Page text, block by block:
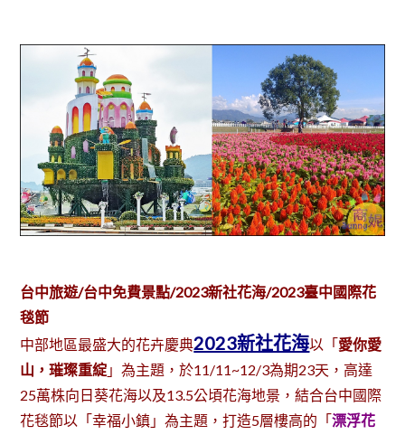
台中旅遊/台中免費景點/2023新社花海/2023臺中國際花
毯節
中部地區最盛大的花卉慶典2023新社花海以「愛你愛
山，璀璨重綻 」為主題，於11/11~12/3為期23天，高達
25萬株向日葵花海以及13.5公頃花海地景，結合台中國際
花毯節以「幸福小鎮」為主題，打造5層樓高的「漂浮花